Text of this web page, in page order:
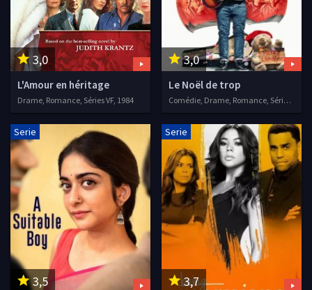
3,0
L'Amour en héritage
Drame, Romance, Séries VF, 1984
3,0
Le Noël de trop
Comédie, Drame, Romance, Séries VF, 2020
3,5
Serie
3,7
Serie